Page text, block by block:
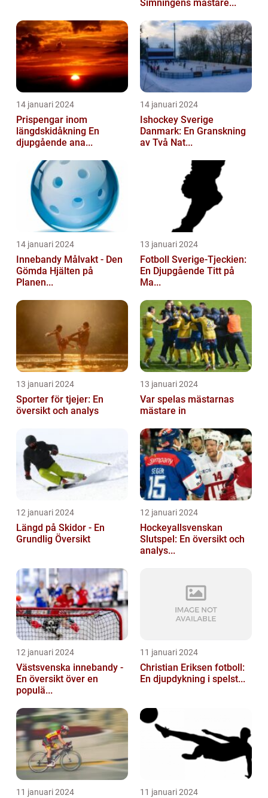
Simningens mästare...
14 januari 2024
Prispengar inom
längdskidåkning En
djupgående ana...
14 januari 2024
Ishockey Sverige
Danmark: En Granskning
av Två Nat...
14 januari 2024
Innebandy Målvakt - Den
Gömda Hjälten på
Planen...
13 januari 2024
Fotboll Sverige-Tjeckien:
En Djupgående Titt på
Ma...
13 januari 2024
Sporter för tjejer: En
översikt och analys
13 januari 2024
Var spelas mästarnas
mästare in
12 januari 2024
Längd på Skidor - En
Grundlig Översikt
12 januari 2024
Hockeyallsvenskan
Slutspel: En översikt och
analys...
12 januari 2024
Västsvenska innebandy -
En översikt över en
populä...
11 januari 2024
Christian Eriksen fotboll:
En djupdykning i spelst...
11 januari 2024 11 januari 2024